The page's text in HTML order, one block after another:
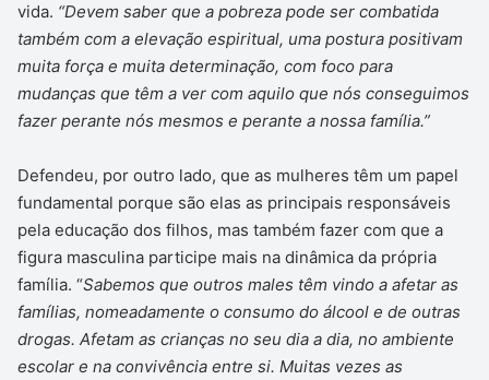
vida. “Devem saber que a pobreza pode ser combatida
também com a elevação espiritual, uma postura positivam
muita força e muita determinação, com foco para
mudanças que têm a ver com aquilo que nós conseguimos
fazer perante nós mesmos e perante a nossa família.”
Defendeu, por outro lado, que as mulheres têm um papel
fundamental porque são elas as principais responsáveis
pela educação dos filhos, mas também fazer com que a
figura masculina participe mais na dinâmica da própria
família. “Sabemos que outros males têm vindo a afetar as
famílias, nomeadamente o consumo do álcool e de outras
drogas. Afetam as crianças no seu dia a dia, no ambiente
escolar e na convivência entre si. Muitas vezes as